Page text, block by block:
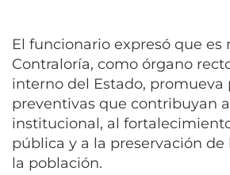
El funcionario expresó que es
Contraloría, como órgano
interno del Estado, promueva
preventivas que contribuyan
institucional, al
pública y a la preservación de
la población.